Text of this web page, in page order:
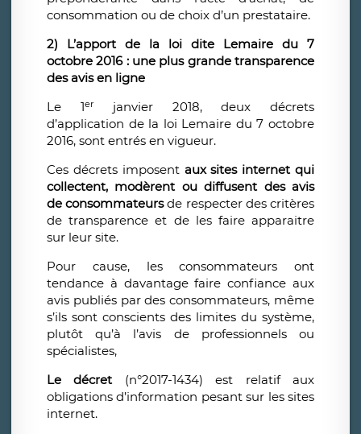
consommation ou de choix d’un prestataire.
2)
L’apport de la loi dite Lemaire du 7
octobre 2016 : une plus grande transparence
des avis en ligne
Le 1er
janvier 2018, deux décrets
d’application de la loi Lemaire du 7 octobre
2016, sont entrés en vigueur.
Ces décrets imposent aux sites internet qui
collectent, modèrent ou diffusent des avis
de consommateursde respecter des critères
de transparence et de les faire apparaitre
sur leur site.
Pour cause, les consommateurs ont
tendance à davantage faire confiance aux
avis publiés par des consommateurs, même
s’ils sont conscients des limites du système,
plutôt qu’à l’avis de professionnels ou
spécialistes,
Le décret(n°2017-1434) est relatif aux
obligations d’information pesant sur les sites
internet.